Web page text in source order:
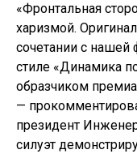
«Фронтальная
харизмой.
сочетании с
стиле «Динамика
образчиком
—
президент
силуэт